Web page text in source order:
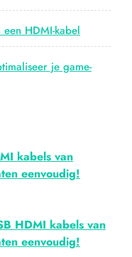
HDMI-kabel
je game-
kabels van
eenvoudig!
HDMI kabels van
eenvoudig!